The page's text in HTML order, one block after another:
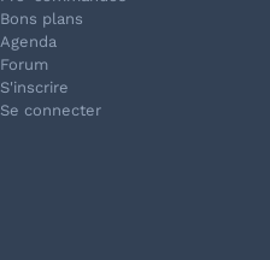
Bons plans
Agenda
Forum
S'inscrire
Se connecter